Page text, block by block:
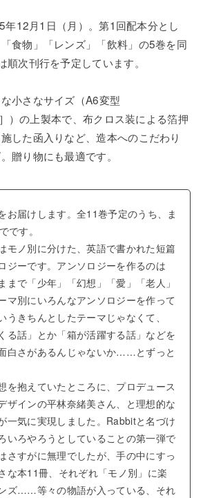
12月1日（月）。第1回配本分とし
食物」「レンズ」「飲料」の5巻を同
次刊行を予定しています。
小さなサイズ（A6変型
）の上製本で、布クロス装による箔押
した函入りなど、造本へのこだわり
贈り物にも最適です。
お届けします。全11巻予定のうち、ま
です。
モノ別に分けた、英語で書かれた短篇
ジーです。アンソロジーを作るのは
まで「少年」「幻想」「愛」「老人」
マ別にいろんなアンソロジーを作って
うきちんとしたテーマじゃなくて、
る話」とか「箱が活躍する話」などを
白さがあるんじゃないか……とずっと
を抱えていたところに、プロデュース
ザインの平林奈緒美さん、と理想的な
一気に実現しました。Rabbitと名づけ
いろやろうとしていることの第一弾で
さすがに無理でしたが、手の中にすっ
な本11冊、それぞれ「モノ別」に楽
ズ……等々の物語が入っている、それ